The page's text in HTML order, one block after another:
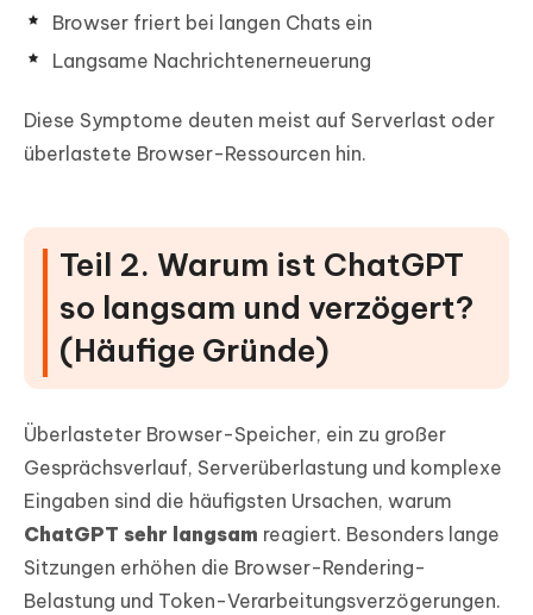
Browser friert bei langen Chats ein
Langsame Nachrichtenerneuerung
Diese Symptome deuten meist auf Serverlast oder
überlastete Browser-Ressourcen hin.
Teil 2. Warum ist ChatGPT
so langsam und verzögert?
(Häufige Gründe)
Überlasteter Browser-Speicher, ein zu großer
Gesprächsverlauf, Serverüberlastung und komplexe
Eingaben sind die häufigsten Ursachen, warum
ChatGPT sehr langsam reagiert. Besonders lange
Sitzungen erhöhen die Browser-Rendering-
Belastung und Token-Verarbeitungsverzögerungen.